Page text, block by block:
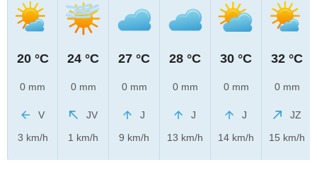
20 °C
0 mm
V
3 km/h
24 °C
0 mm
JV
1 km/h
27 °C
0 mm
J
9 km/h
28 °C
0 mm
J
13 km/h
30 °C
0 mm
J
14 km/h
32 °C
0 mm
JZ
15 km/h